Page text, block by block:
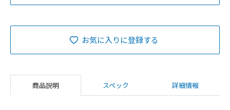
お気に入りに登録する
商品説明 スペック 詳細情報